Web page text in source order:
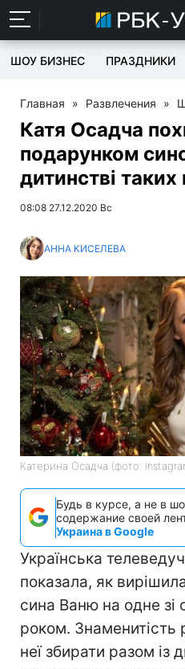
ШОУ БИЗНЕС ПРАЗДНИКИ
Главная » Развлечения »
Катя Осадча
подарунком
дитинстві таких
08:08 27.12.2020 Вс
АННА КИСЕЛЕВА
Катерина Осадча (фото:
Будь в курсе, а не в
содержание своей
Украина в Google
Українська
показала, як
сина Ваню на одне
роком. Знаменитість
неї збирати разом із